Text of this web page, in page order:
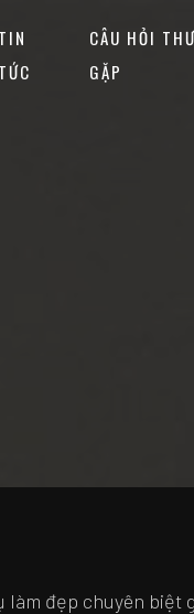
TIN
TỨC
CÂU HỎI
GẶP
đẹp chuyên biệt